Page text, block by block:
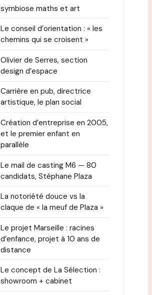
symbiose maths et art
Le conseil d’orientation : « les
chemins qui se croisent »
Olivier de Serres, section
design d’espace
Carrière en pub, directrice
artistique, le plan social
Création d’entreprise en 2005,
et le premier enfant en
parallèle
Le mail de casting M6 — 80
candidats, Stéphane Plaza
La notoriété douce vs la
claque de « la meuf de Plaza »
Le projet Marseille : racines
d’enfance, projet à 10 ans de
distance
Le concept de La Sélection :
showroom + cabinet